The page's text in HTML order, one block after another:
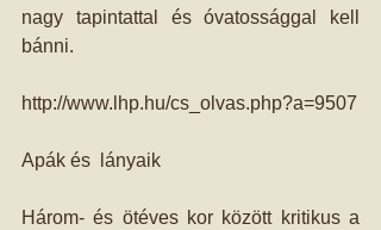
nagy tapintattal és óvatossággal kell
bánni. 
Apák és  lányaik
Három- és ötéves kor között kritikus a